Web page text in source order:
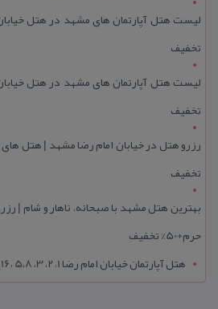
تخفیف
تخفیف
تخفیف
بهترین هتل مشهد با صبحانه، ناهار و شام |
حرم+50% تخفیف
هتل آپارتمان خیابان امام رضا 1، 2، 3، 5،8 ،16 | تا 90 % تخفیف